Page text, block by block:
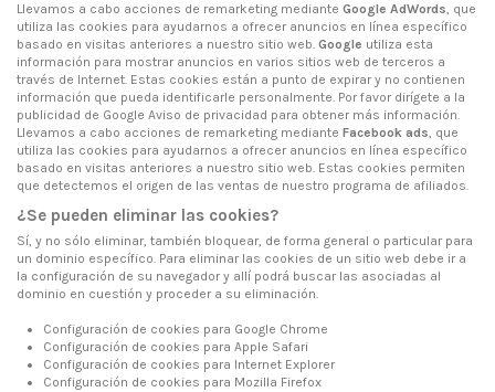
Llevamos a cabo acciones de remarketing mediante Google AdWords, que
utiliza las cookies para ayudarnos a ofrecer anuncios en línea específico
basado en visitas anteriores a nuestro sitio web. Google utiliza esta
información para mostrar anuncios en varios sitios web de terceros a
través de Internet. Estas cookies están a punto de expirar y no contienen
información que pueda identificarle personalmente. Por favor dirígete a la
publicidad de Google Aviso de privacidad para obtener más información.
Llevamos a cabo acciones de remarketing mediante Facebook ads, que
utiliza las cookies para ayudarnos a ofrecer anuncios en línea específico
basado en visitas anteriores a nuestro sitio web. Estas cookies permiten
que detectemos el origen de las ventas de nuestro programa de afiliados.
¿Se pueden eliminar las cookies?
Sí, y no sólo eliminar, también bloquear, de forma general o particular para
un dominio específico. Para eliminar las cookies de un sitio web debe ir a
la configuración de su navegador y allí podrá buscar las asociadas al
dominio en cuestión y proceder a su eliminación.
Configuración de cookies para Google Chrome
Configuración de cookies para Apple Safari
Configuración de cookies para Internet Explorer
Configuración de cookies para Mozilla Firefox